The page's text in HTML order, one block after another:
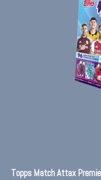
Topps Match Attax